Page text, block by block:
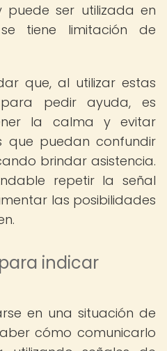
ser utilizada en
tiene limitación de
que, al utilizar estas
pedir ayuda, es
la calma y evitar
que puedan confundir
brindar asistencia.
repetir la señal
las posibilidades
indicar
en una situación de
cómo comunicarlo